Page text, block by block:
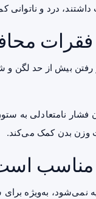
درد و ناتوانی
فقرات
رفتن بیش از حد لگن
فشار نامتعادلی به
وزن بدن کمک می‌کند.
مناسب
به‌ویژه برای